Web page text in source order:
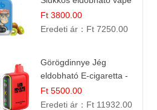
| Friss Gyümölcs
Kombináció
Ft 3800.00
Eredeti ár： Ft 7250.00
Görögdinnye Jég
eldobható E-cigaretta -
25.000 Slukk | Frissítő
Nyári Íz
Ft 5500.00
Eredeti ár： Ft 11932.00